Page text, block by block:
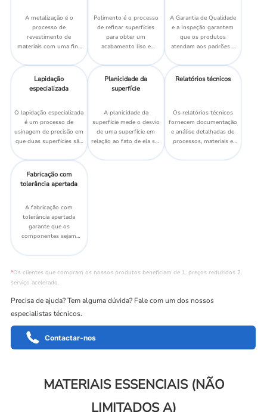
A metalização é o
processo de
revestimento de
materiais com uma fina
aumentar a
condutividade, a
durabilidade ou outras
propriedades.
Polimento é o processo
de refinar superfícies
para obter um
acabamento liso e
aparência e o
A Garantia de Qualidade
e a Inspeção garantem
que os produtos
atendam aos padrões e
por meio de testes e
avaliações rigorosos.
Lapidação
especializada
O lapidação especializada
é um processo de
usinagem de precisão em
que duas superfícies são
abrasivo, obtendo-se
uma planicidade e um
acabamento de superfície
excepcionais.
Planicidade da
superfície
A planicidade da
superfície mede o desvio
de uma superfície em
relação ao fato de ela ser
Relatórios técnicos
Os relatórios técnicos
fornecem documentação
e análise detalhadas de
processos, materiais e
Fabricação com
tolerância apertada
A fabricação com
tolerância apertada
garante que os
componentes sejam
de desvio das dimensões
alta precisão e exatidão.
*Os clientes que compram os nossos produtos beneficiam de 1. preços reduzidos 2.
serviço acelerado.
Precisa de ajuda? Tem alguma dúvida? Fale com um dos nossos
especialistas técnicos.
Contactar-nos
MATERIAIS ESSENCIAIS (NÃO
LIMITADOS A)